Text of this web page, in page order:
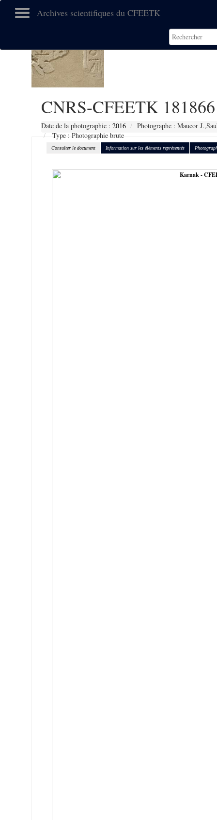
Archives scientifiques du CFEETK
CNRS-CFEETK 181866
Date de la photographie : 2016
Photographe : Maucor
Type : Photographie brute
Consulter le document Information sur les éléments représentés